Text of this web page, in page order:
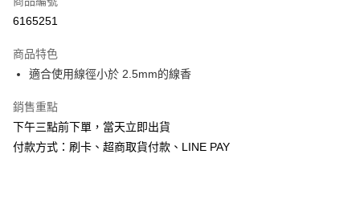
超商取貨付款
Apple Pay
街口支付
悠遊付
6165251
商品特色
適合使用線徑小於 2.5mm的線香
銷售重點
下午三點前下單，當天立即出貨
付款方式：刷卡、超商取貨付款、LINE PAY